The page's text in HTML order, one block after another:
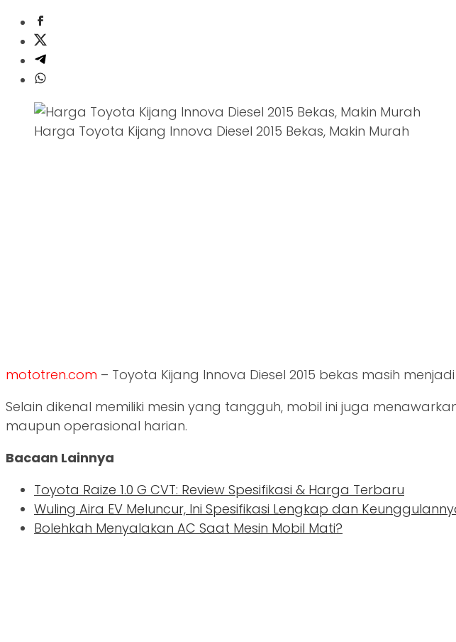
Harga Toyota Kijang Innova Diesel 2015 Bekas, Makin Murah
mototren.com – Toyota Kijang Innova Diesel 2015 bekas masih
Selain dikenal memiliki mesin yang tangguh, mobil ini juga
maupun operasional harian.
Bacaan Lainnya
Toyota Raize 1.0 G CVT: Review Spesifikasi & Harga Terbaru
Wuling Aira EV Meluncur, Ini Spesifikasi Lengkap dan
Bolehkah Menyalakan AC Saat Mesin Mobil Mati?